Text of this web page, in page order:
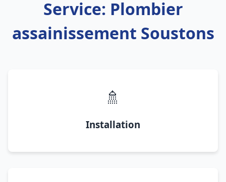
Service: Plombier
assainissement Soustons
🚿
Installation